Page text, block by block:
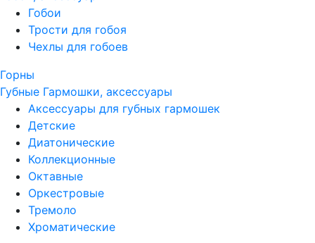
Гобои
Трости для гобоя
Чехлы для гобоев
Горны
Губные Гармошки, аксессуары
Аксессуары для губных гармошек
Детские
Диатонические
Коллекционные
Октавные
Оркестровые
Тремоло
Хроматические